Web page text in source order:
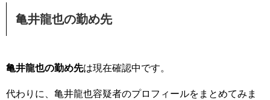
亀井龍也の勤め先
亀井龍也の勤め先は現在確認中です。
代わりに、亀井龍也容疑者のプロフィールをまとめてみま